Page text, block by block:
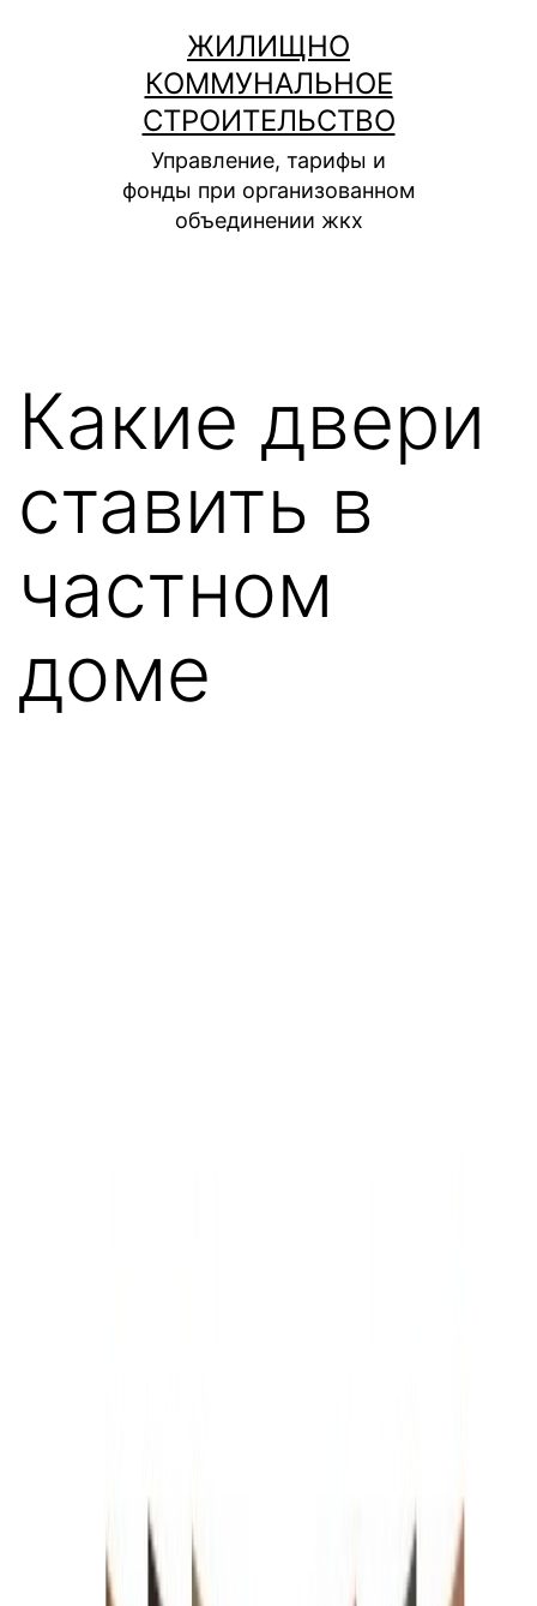
содержимому
ЖИЛИЩНО
КОММУНАЛЬНОЕ
СТРОИТЕЛЬСТВО
Управление, тарифы и
фонды при организованном
объединении жкх
Какие двери
ставить в
частном
доме